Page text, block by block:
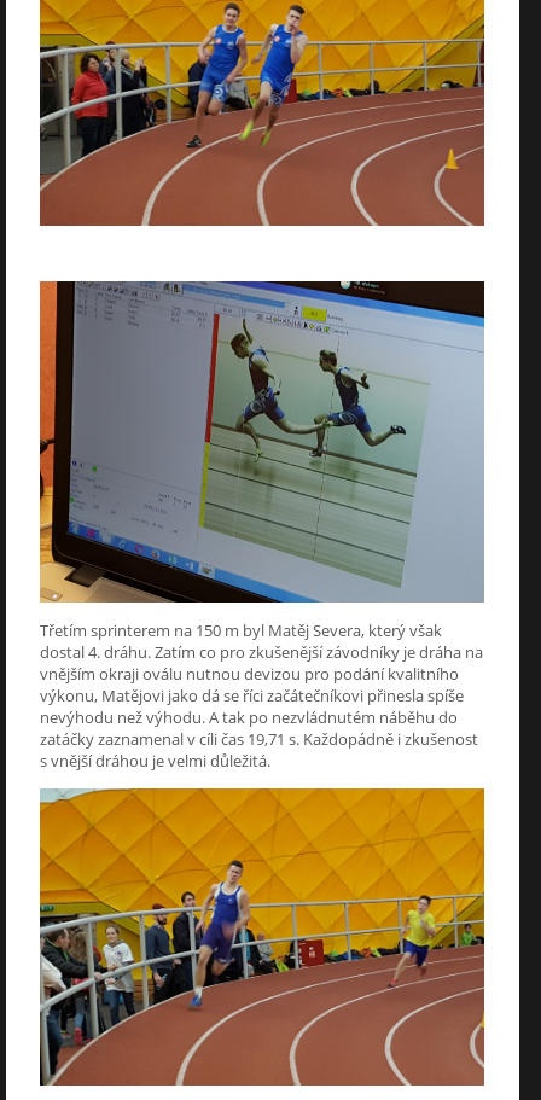
Třetím sprinterem na 150 m byl Matěj Severa, který však
dostal 4. dráhu. Zatím co pro zkušenější závodníky je dráha na
vnějším okraji oválu nutnou devizou pro podání kvalitního
výkonu, Matějovi jako dá se říci začátečníkovi přinesla spíše
nevýhodu než výhodu. A tak po nezvládnutém náběhu do
zatáčky zaznamenal v cíli čas 19,71 s. Každopádně i zkušenost
s vnější dráhou je velmi důležitá.